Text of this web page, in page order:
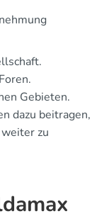
Gebieten.
dazu beitragen,
zu